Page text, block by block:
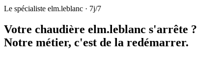
Le spécialiste elm.leblanc · 7j/7
Votre chaudière elm.leblanc s'arrête ?
Notre métier, c'est de la redémarrer.